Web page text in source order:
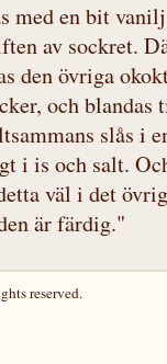
med en bit
av sockret.
den övriga
och
slås i
i is och salt.
väl i det
är färdig."
reserved.